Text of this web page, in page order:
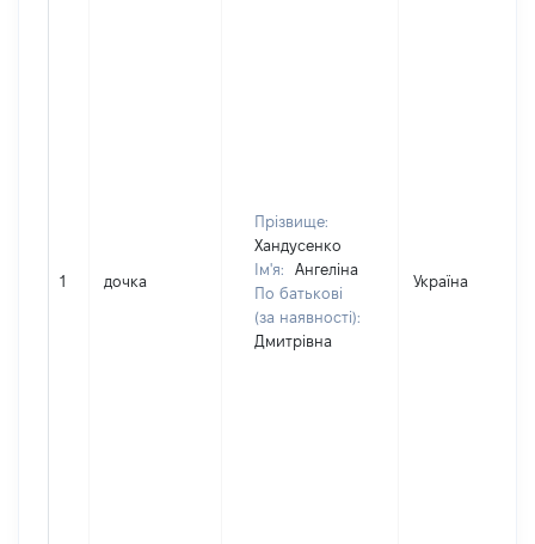
1 дочка
Прізвище:
Хандусенко
Ім'я:
Ангеліна
По батькові
(за наявності):
Дмитрівна
Україна